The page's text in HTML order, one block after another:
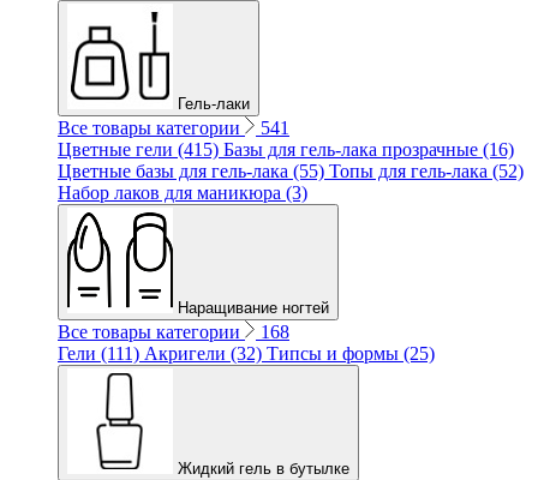
Гель-лаки
Все товары категории
541
Цветные гели (415) Базы для гель-лака прозрачные (16)
Цветные базы для гель-лака (55) Топы для гель-лака (52)
Набор лаков для маникюра (3)
Наращивание ногтей
Все товары категории
168
Гели (111) Акригели (32) Типсы и формы (25)
Жидкий гель в бутылке